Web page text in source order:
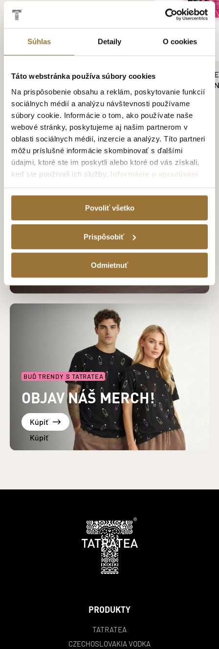
Súhlas Detaily O cookies
Táto webstránka používa súbory cookies
Na prispôsobenie obsahu a reklám, poskytovanie funkcií
sociálnych médií a analýzu návštevnosti používame
súbory cookie. Informácie o tom, ako používate naše
webové stránky, poskytujeme aj našim partnerom v
oblasti sociálnych médií, inzercie a analýzy. Títo partneri
môžu príslušné informácie skombinovať s ďalšími
údajmi, ktoré ste im poskytli alebo ktoré od vás získali,
keď ste používali ich služby. Informácie o spracúvaní
osobných údajov
Povoliť všetko
Prispôsobiť
Odmietnuť
DISTRIBÚTOR: KARLOFF s. r. o., Pradiareň 40, 060 01
DARČEKOVÉ
IBIŠTEK A
POHÁRIKMI
18.59€
TATRATEA TOUR
NEZABUDNUTEĽNÚ
DEGUSTÁCIU TATRATEA
BUĎ TRENDY S TATRATEA
OBJAV NÁŠ MERCH!
Kúpiť
PRODUKTY
TATRATEA
CZECHOSLOVAKIA VODKA